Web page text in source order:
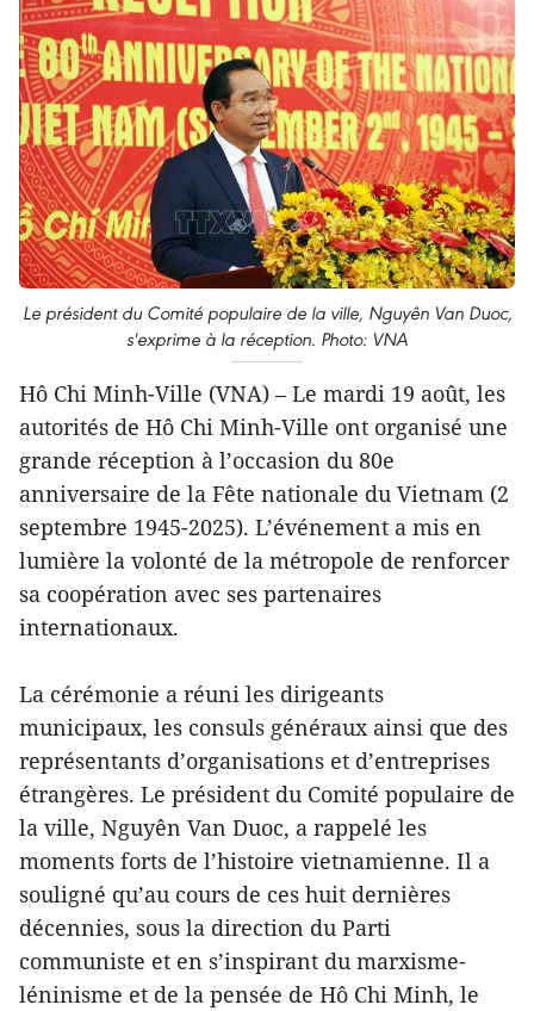
Le président du Comité populaire de la ville, Nguyên Van Duoc,
s'exprime à la réception. Photo: VNA
Hô Chi Minh-Ville (VNA) – Le mardi 19 août, les
autorités de Hô Chi Minh-Ville ont organisé une
grande réception à l’occasion du 80e
anniversaire de la Fête nationale du Vietnam (2
septembre 1945-2025). L’événement a mis en
lumière la volonté de la métropole de renforcer
sa coopération avec ses partenaires
internationaux.
La cérémonie a réuni les dirigeants
municipaux, les consuls généraux ainsi que des
représentants d’organisations et d’entreprises
étrangères. Le président du Comité populaire de
la ville, Nguyên Van Duoc, a rappelé les
moments forts de l’histoire vietnamienne. Il a
souligné qu’au cours de ces huit dernières
décennies, sous la direction du Parti
communiste et en s’inspirant du marxisme-
léninisme et de la pensée de Hô Chi Minh, le